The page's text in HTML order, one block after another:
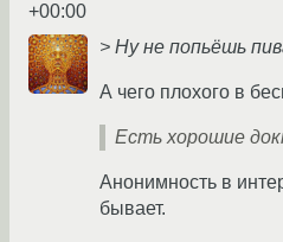
+00:00
> Ну не попьёшь
А чего плохого в
Есть хорошие
Анонимность в
бывает.